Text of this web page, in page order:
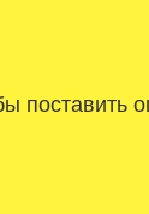
поставить